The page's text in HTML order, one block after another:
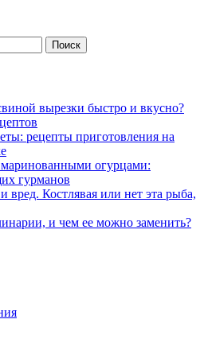
вырезки быстро и вкусно?
рецепты приготовления на
огурцами:
гурманов
вред. Костлявая или нет эта рыба,
и чем ее можно заменить?